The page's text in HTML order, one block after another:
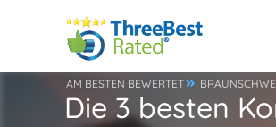
AM BESTEN BEWERTET
Die 3 besten